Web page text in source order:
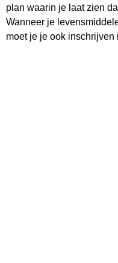
plan waarin je laat zien
Wanneer je
moet je je ook inschrijven